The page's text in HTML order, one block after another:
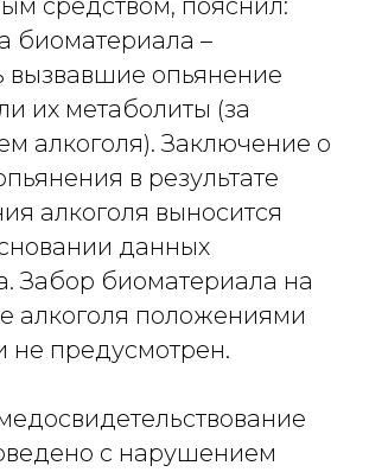
средством, пояснил:
биоматериала –
вызвавшие опьянение
их метаболиты (за
алкоголя). Заключение о
в результате
алкоголя выносится
данных
Забор биоматериала на
алкоголя положениями
не предусмотрен.
с нарушением